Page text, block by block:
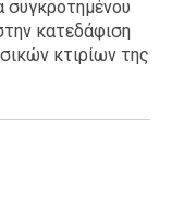
συγκροτημένου
κατεδάφιση
κτιρίων της